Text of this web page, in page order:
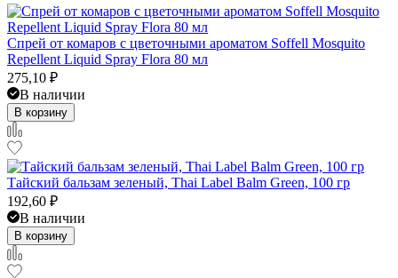
Спрей от комаров с цветочными ароматом Soffell Mosquito
Repellent Liquid Spray Flora 80 мл
275,10 ₽
В наличии
В корзину
Тайский бальзам зеленый, Thai Label Balm Green, 100 гр
192,60 ₽
В наличии
В корзину